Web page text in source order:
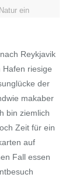
ein
Reykjavik
Hafen riesige
der
makaber
bin ziemlich
Zeit für ein
auf
Fall essen